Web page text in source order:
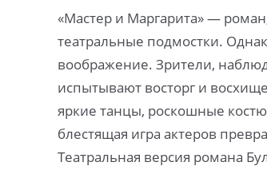
«Мастер и Маргарита» —
театральные подмостки.
воображение. Зрители,
испытывают восторг и
яркие танцы, роскошные
блестящая игра актеров
Театральная версия романа